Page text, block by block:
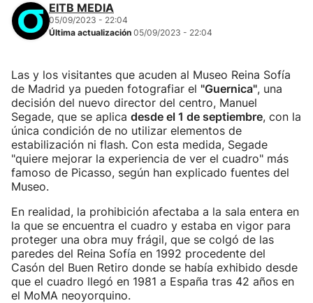
EITB MEDIA
05/09/2023 - 22:04
Última actualización 05/09/2023 - 22:04
Las y los visitantes que acuden al Museo Reina Sofía
de Madrid ya pueden fotografiar el "Guernica", una
decisión del nuevo director del centro, Manuel
Segade, que se aplica desde el 1 de septiembre, con la
única condición de no utilizar elementos de
estabilización ni flash. Con esta medida, Segade
"quiere mejorar la experiencia de ver el cuadro" más
famoso de Picasso, según han explicado fuentes del
Museo.
En realidad, la prohibición afectaba a la sala entera en
la que se encuentra el cuadro y estaba en vigor para
proteger una obra muy frágil, que se colgó de las
paredes del Reina Sofía en 1992 procedente del
Casón del Buen Retiro donde se había exhibido desde
que el cuadro llegó en 1981 a España tras 42 años en
el MoMA neoyorquino.